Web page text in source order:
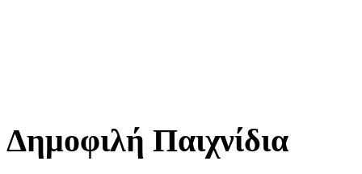
Δημοφιλή Παιχνίδια